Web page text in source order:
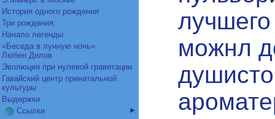
История одного рождения
Три рождения:
Начало легенды
«Беседа в лунную ночь».
Любен Дилов
Эволюция при нулевой гравитации
Гавайский центр пренатальной
культуры
Выдержки
Ссылки
можнл